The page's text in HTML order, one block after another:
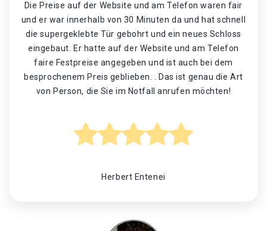
Die Preise auf der Website und am Telefon waren fair
und er war innerhalb von 30 Minuten da und hat schnell
die supergeklebte Tür gebohrt und ein neues Schloss
eingebaut. Er hatte auf der Website und am Telefon
faire Festpreise angegeben und ist auch bei dem
besprochenem Preis geblieben. . Das ist genau die Art
von Person, die Sie im Notfall anrufen möchten!
Herbert Entenei